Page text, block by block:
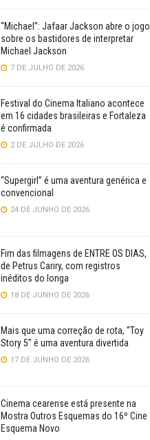
“Michael”: Jafaar Jackson abre o jogo
sobre os bastidores de interpretar
Michael Jackson
7 DE JULHO DE 2026
Festival do Cinema Italiano acontece
em 16 cidades brasileiras e Fortaleza
é confirmada
2 DE JULHO DE 2026
“Supergirl” é uma aventura genérica e
convencional
24 DE JUNHO DE 2026
Fim das filmagens de ENTRE OS DIAS,
de Petrus Cariry, com registros
inéditos do longa
18 DE JUNHO DE 2026
Mais que uma correção de rota, “Toy
Story 5” é uma aventura divertida
17 DE JUNHO DE 2026
Cinema cearense está presente na
Mostra Outros Esquemas do 16º Cine
Esquema Novo